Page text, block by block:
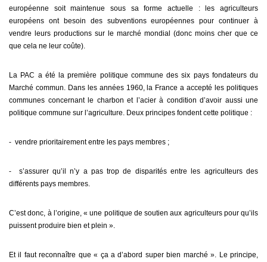
européenne soit maintenue sous sa forme actuelle : les agriculteurs
européens ont besoin des subventions européennes pour continuer à
vendre leurs productions sur le marché mondial (donc moins cher que ce
que cela ne leur coûte).
La PAC a été la première politique commune des six pays fondateurs du
Marché commun. Dans les années 1960, la France a accepté les politiques
communes concernant le charbon et l’acier à condition d’avoir aussi une
politique commune sur l’agriculture. Deux principes fondent cette politique :
⁃ vendre prioritairement entre les pays membres ;
⁃ s’assurer qu’il n’y a pas trop de disparités entre les agriculteurs des
différents pays membres.
C’est donc, à l’origine, « une politique de soutien aux agriculteurs pour qu’ils
puissent produire bien et plein ».
Et il faut reconnaître que « ça a d’abord super bien marché ». Le principe,